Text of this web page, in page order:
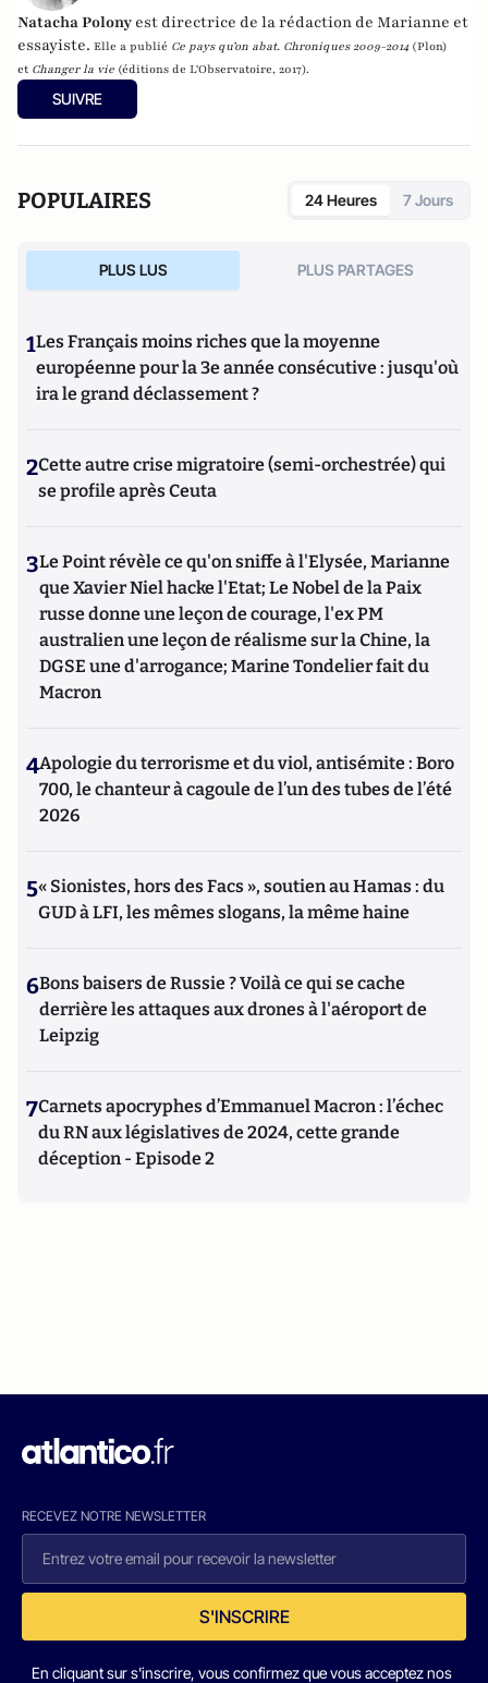
Natacha Polony est directrice de la rédaction de Marianne et
essayiste. Elle a publié Ce pays qu’on abat. Chroniques 2009-2014 (Plon)
et Changer la vie (éditions de L'Observatoire, 2017).
SUIVRE
POPULAIRES 24 Heures 7 Jours
PLUS LUS PLUS PARTAGES
1Les Français moins riches que la moyenne
européenne pour la 3e année consécutive : jusqu'où
ira le grand déclassement ?
2Cette autre crise migratoire (semi-orchestrée) qui
se profile après Ceuta
3Le Point révèle ce qu'on sniffe à l'Elysée, Marianne
que Xavier Niel hacke l'Etat; Le Nobel de la Paix
russe donne une leçon de courage, l'ex PM
australien une leçon de réalisme sur la Chine, la
DGSE une d'arrogance; Marine Tondelier fait du
Macron
4Apologie du terrorisme et du viol, antisémite : Boro
700, le chanteur à cagoule de l’un des tubes de l’été
2026
5« Sionistes, hors des Facs », soutien au Hamas : du
GUD à LFI, les mêmes slogans, la même haine
6Bons baisers de Russie ? Voilà ce qui se cache
derrière les attaques aux drones à l'aéroport de
Leipzig
7Carnets apocryphes d’Emmanuel Macron : l’échec
du RN aux législatives de 2024, cette grande
déception - Episode 2
RECEVEZ NOTRE NEWSLETTER
S'INSCRIRE
En cliquant sur s'inscrire, vous confirmez que vous acceptez nos